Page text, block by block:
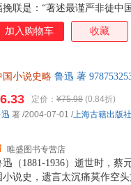
挽联是：“著述最谨严非徒中
可见，在蔡元培心目中，《
产中所占地位何等重要。鲁
迅作为学者的卓越贡献和思
加入购物车 收藏
国小说史略 鲁迅 著
迅（1881-1936）逝世时，蔡
小说史，遗言太沉痛莫作空
定价： ¥75.98 (0.84折)
唯盛图书专营店
著 /2004-07-01 /上海古籍出版社